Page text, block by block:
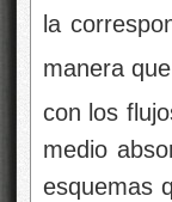
la
manera que
con los
medio
esquemas